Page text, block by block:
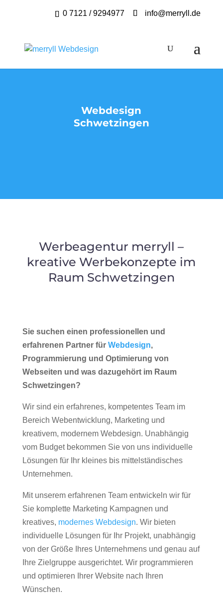
0 7121 / 9294977 info@merryll.de
Webdesign
Schwetzingen
Werbeagentur merryll –
kreative Werbekonzepte im
Raum Schwetzingen
Sie suchen einen professionellen und
erfahrenen Partner für Webdesign,
Programmierung und Optimierung von
Webseiten und was dazugehört im Raum
Schwetzingen?
Wir sind ein erfahrenes, kompetentes Team im
Bereich Webentwicklung, Marketing und
kreativem, modernem Webdesign. Unabhängig
vom Budget bekommen Sie von uns individuelle
Lösungen für Ihr kleines bis mittelständisches
Unternehmen.
Mit unserem erfahrenen Team entwickeln wir für
Sie komplette Marketing Kampagnen und
kreatives, modernes Webdesign. Wir bieten
individuelle Lösungen für Ihr Projekt, unabhängig
von der Größe Ihres Unternehmens und genau auf
Ihre Zielgruppe ausgerichtet. Wir programmieren
und optimieren Ihrer Website nach Ihren
Wünschen.